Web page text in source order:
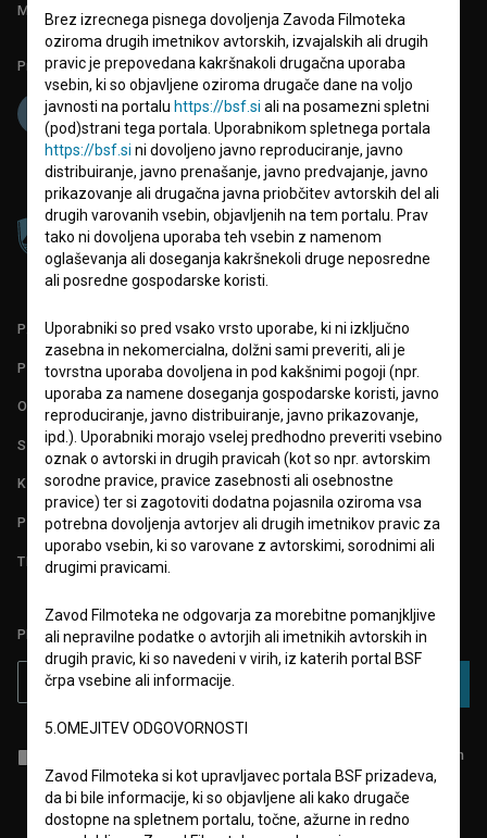
Mednarodna številka ISSN 2670-787X
Projekt sofinancira:
PARTNERJI
POGOJI UPORABE
O PROJEKTU
STATISTIKA
KONTAKT
POGOSTA VPRAŠANJA
TEST FUNKCIONALNOSTI
PRIJAVITE SE NA BSF NOVIČNIK:
za zbiranje, hrambo in
obdelavo osebnih podatkov.
Brez izrecnega pisnega dovoljenja Zavoda Filmoteka
oziroma drugih imetnikov avtorskih, izvajalskih ali drugih
pravic je prepovedana kakršnakoli drugačna uporaba
vsebin, ki so objavljene oziroma drugače dane na voljo
javnosti na portalu https://bsf.si ali na posamezni spletni
(pod)strani tega portala. Uporabnikom spletnega portala
https://bsf.si ni dovoljeno javno reproduciranje, javno
distribuiranje, javno prenašanje, javno predvajanje, javno
prikazovanje ali drugačna javna priobčitev avtorskih del ali
drugih varovanih vsebin, objavljenih na tem portalu. Prav
tako ni dovoljena uporaba teh vsebin z namenom
oglaševanja ali doseganja kakršnekoli druge neposredne
ali posredne gospodarske koristi.
Uporabniki so pred vsako vrsto uporabe, ki ni izključno
zasebna in nekomercialna, dolžni sami preveriti, ali je
tovrstna uporaba dovoljena in pod kakšnimi pogoji (npr.
uporaba za namene doseganja gospodarske koristi, javno
reproduciranje, javno distribuiranje, javno prikazovanje,
ipd.). Uporabniki morajo vselej predhodno preveriti vsebino
oznak o avtorski in drugih pravicah (kot so npr. avtorskim
sorodne pravice, pravice zasebnosti ali osebnostne
pravice) ter si zagotoviti dodatna pojasnila oziroma vsa
potrebna dovoljenja avtorjev ali drugih imetnikov pravic za
uporabo vsebin, ki so varovane z avtorskimi, sorodnimi ali
drugimi pravicami.
Zavod Filmoteka ne odgovarja za morebitne pomanjkljive
ali nepravilne podatke o avtorjih ali imetnikih avtorskih in
drugih pravic, ki so navedeni v virih, iz katerih portal BSF
črpa vsebine ali informacije.
5.OMEJITEV ODGOVORNOSTI
Zavod Filmoteka si kot upravljavec portala BSF prizadeva,
da bi bile informacije, ki so objavljene ali kako drugače
dostopne na spletnem portalu, točne, ažurne in redno